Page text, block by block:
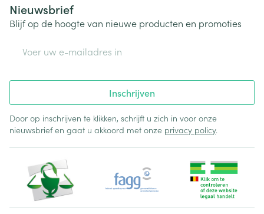
Nieuwsbrief
Blijf op de hoogte van nieuwe producten en promoties
Inschrijven
Door op inschrijven te klikken, schrijft u zich in voor onze
nieuwsbrief en gaat u akkoord met onze privacy policy.